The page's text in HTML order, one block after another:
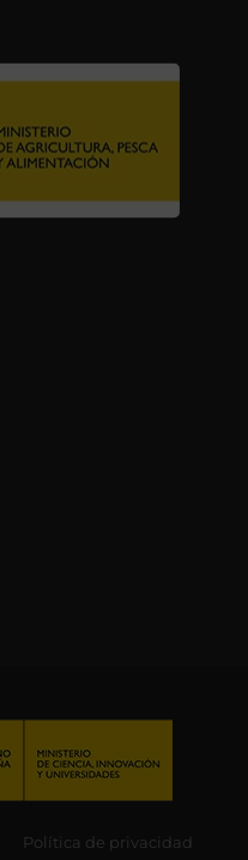
Política de privacidad